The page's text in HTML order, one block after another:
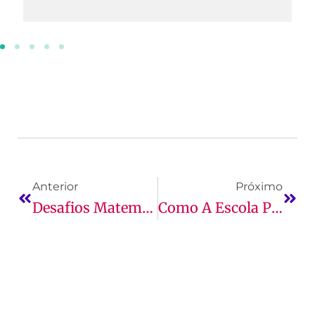
Anterior
Desafios Matemáticos: Ajude Seu Filho A Aprender!
Próximo
Como A Escola Pode Auxiliar O Seu Filho Na Escolha Da Carreira?